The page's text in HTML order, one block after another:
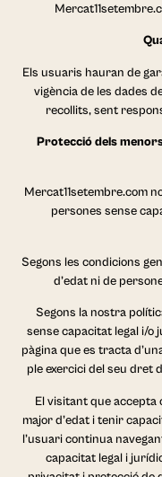
Els usuaris hauran de
vigència de les dades
recollits, sent
Protecció dels
Mercat11setembre.com
persones sense
Segons les condicions
d’edat ni de
Segons la nostra
sense capacitat legal i/o
pàgina que es tracta
ple exercici del seu dret
El visitant que
major d’edat i tenir
l’usuari continua
capacitat legal i